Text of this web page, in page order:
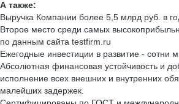
А также:
Выручка Компании более 5,5 млрд руб. в
Второе место среди самых
по данным сайта testfirm.ru
Ежегодные инвестиции в развитие - сотни
Абсолютная финансовая устойчивость и
исполнение всех внешних и внутренних
малейших задержек.